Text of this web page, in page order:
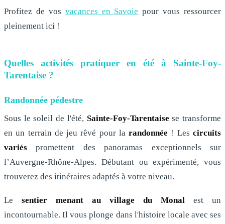
Profitez de vos vacances en Savoie pour vous ressourcer
pleinement ici !
Quelles activités pratiquer en été à Sainte-Foy-
Tarentaise ?
Randonnée pédestre
Sous le soleil de l'été, Sainte-Foy-Tarentaise se transforme
en un terrain de jeu rêvé pour larandonnée ! Lescircuits
variés promettent des panoramas exceptionnels sur
l’Auvergne-Rhône-Alpes. Débutant ou expérimenté, vous
trouverez des itinéraires adaptés à votre niveau.
Le sentier menant au village du Monal est un
incontournable. Il vous plonge dans l'histoire locale avec ses